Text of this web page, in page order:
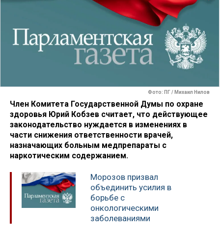
Фото: ПГ / Михаил Нилов
Член Комитета Государственной Думы по охране
здоровья Юрий Кобзев считает, что действующее
законодательство нуждается в изменениях в
части снижения ответственности врачей,
назначающих больным медпрепараты с
наркотическим содержанием.
Морозов призвал
объединить усилия в
борьбе с
онкологическими
заболеваниями